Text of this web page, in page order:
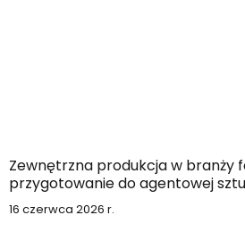
Zewnętrzna produkcja w branży
przygotowanie do agentowej
16 czerwca 2026 r.